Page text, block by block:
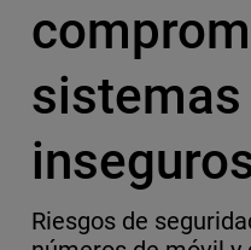
sistemas
Riesgos de